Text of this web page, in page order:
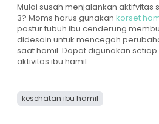
Mulai susah menjalankan aktifvitas
3? Moms harus gunakan korset
postur tubuh ibu cenderung
didesain untuk mencegah
saat hamil. Dapat digunakan
aktivitas ibu hamil.
kesehatan ibu hamil